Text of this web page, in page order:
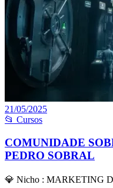
21/05/2025
📂 Cursos
COMUNIDADE
PEDRO SOBRAL
💎 Nicho : MARKETING